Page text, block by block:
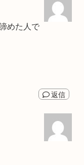
めた人で
返信